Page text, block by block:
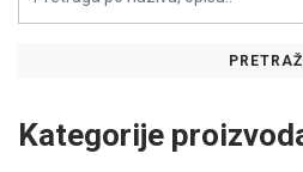
PRETRAŽI
Kategorije